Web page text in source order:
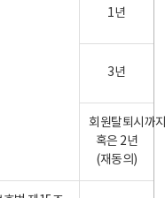
1년
3년
회원탈퇴시까
혹은 2년
(재동의)